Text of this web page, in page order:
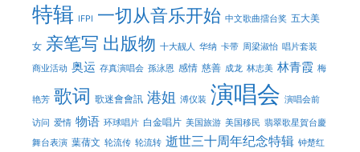
特辑 IFPI 一切从音乐开始 中文歌曲擂台奖 五大美
女 亲笔写 出版物 十大靓人 华纳 卡带 周梁淑怡 唱片套装
商业活动 奥运 存真演唱会 孫泳恩 感情 慈善 成龙 林志美 林青霞 梅
艳芳 歌词 歌迷會會訊 港姐 溥仪装 演唱会 演唱会前
访问 爱情 物语 环球唱片 白金唱片 美国旅游 美国移民 翡翠歌星賀台慶
舞台表演 葉蒨文 轮流传 轮流转 逝世三十周年纪念特辑 钟楚红